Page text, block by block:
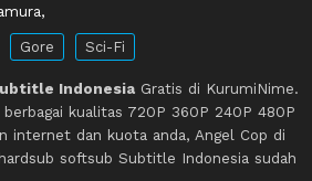
Gore Sci-Fi
Indonesia Gratis di KurumiNime.
kualitas 720P 360P 240P 480P
internet dan kuota anda, Angel Cop di
softsub Subtitle Indonesia sudah